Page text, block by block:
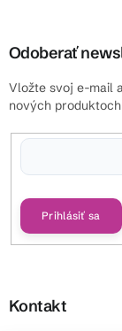
Odoberať
Vložte svoj e-mail
nových
Prihlásiť sa
Kontakt